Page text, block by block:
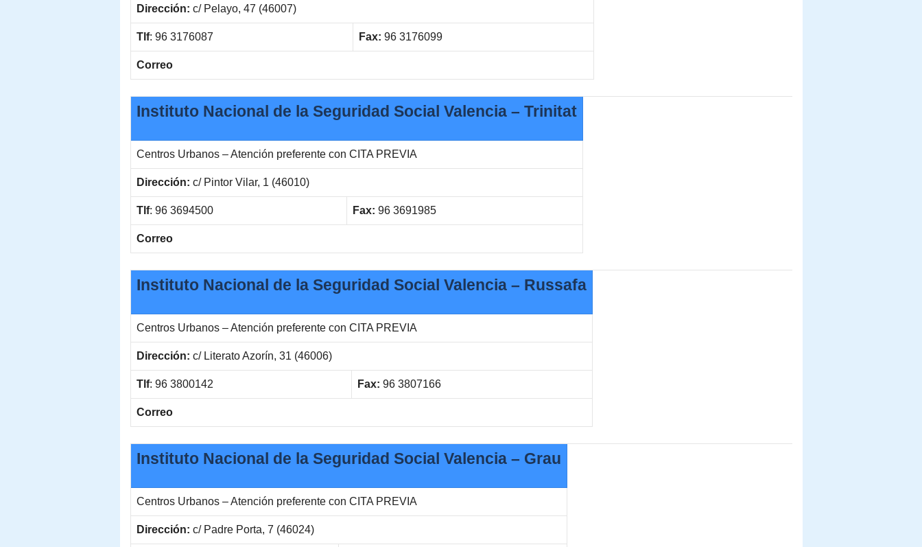
Dirección: c/ Pelayo, 47 (46007)
Tlf: 96 3176087 Fax: 96 3176099
Correo
Instituto Nacional de la Seguridad Social Valencia – Trinitat
Centros Urbanos – Atención preferente con CITA PREVIA
Dirección: c/ Pintor Vilar, 1 (46010)
Tlf: 96 3694500 Fax: 96 3691985
Correo
Instituto Nacional de la Seguridad Social Valencia – Russafa
Centros Urbanos – Atención preferente con CITA PREVIA
Dirección: c/ Literato Azorín, 31 (46006)
Tlf: 96 3800142 Fax: 96 3807166
Correo
Instituto Nacional de la Seguridad Social Valencia – Grau
Centros Urbanos – Atención preferente con CITA PREVIA
Dirección: c/ Padre Porta, 7 (46024)